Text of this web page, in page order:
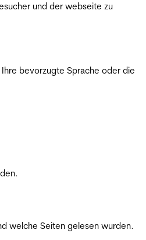
und der webseite zu
bevorzugte Sprache oder die
welche Seiten gelesen wurden.